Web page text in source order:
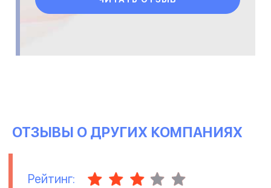
ОТЗЫВЫ О ДРУГИХ КОМПАНИЯХ
Рейтинг: